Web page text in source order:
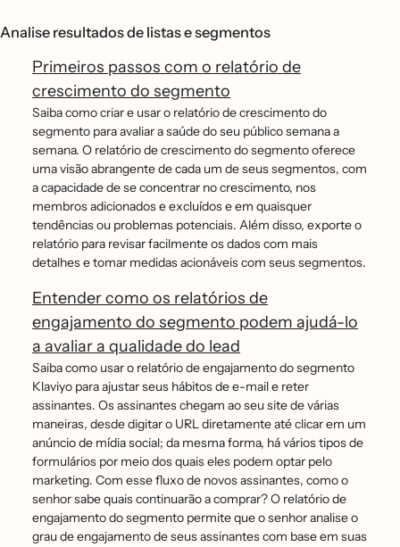
Analise resultados de listas e segmentos
Primeiros passos com o relatório de
crescimento do segmento
Saiba como criar e usar o relatório de crescimento do
segmento para avaliar a saúde do seu público semana a
semana. O relatório de crescimento do segmento oferece
uma visão abrangente de cada um de seus segmentos, com
a capacidade de se concentrar no crescimento, nos
membros adicionados e excluídos e em quaisquer
tendências ou problemas potenciais. Além disso, exporte o
relatório para revisar facilmente os dados com mais
detalhes e tomar medidas acionáveis com seus segmentos.
Entender como os relatórios de
engajamento do segmento podem ajudá-lo
a avaliar a qualidade do lead
Saiba como usar o relatório de engajamento do segmento
Klaviyo para ajustar seus hábitos de e-mail e reter
assinantes. Os assinantes chegam ao seu site de várias
maneiras, desde digitar o URL diretamente até clicar em um
anúncio de mídia social; da mesma forma, há vários tipos de
formulários por meio dos quais eles podem optar pelo
marketing. Com esse fluxo de novos assinantes, como o
senhor sabe quais continuarão a comprar? O relatório de
engajamento do segmento permite que o senhor analise o
grau de engajamento de seus assinantes com base em suas